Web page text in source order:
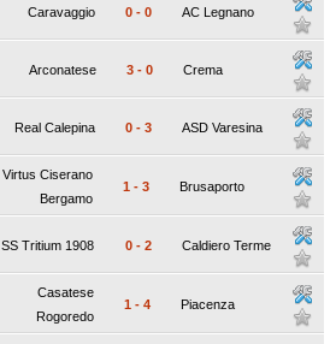
Caravaggio 0 - 0 AC Legnano
Arconatese 3 - 0 Crema
Real Calepina 0 - 3 ASD Varesina
Virtus Ciserano
Bergamo
1 - 3 Brusaporto
SS Tritium 1908 0 - 2 Caldiero Terme
Casatese
Rogoredo
1 - 4 Piacenza